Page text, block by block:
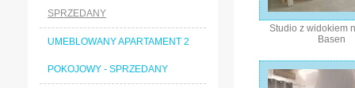
Studio z widokiem
Basen
SPRZEDANY
UMEBLOWANY APARTAMENT 2
POKOJOWY - SPRZEDANY